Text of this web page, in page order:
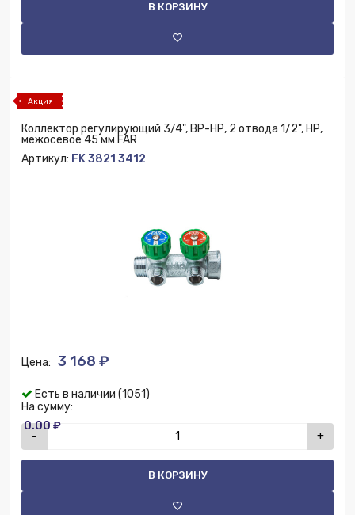
В КОРЗИНУ
Акция
Коллектор регулирующий 3/4", ВР-НР, 2 отвода 1/2", НР,
межосевое 45 мм FAR
Артикул: FK 3821 3412
Цена: 3 168 ₽
Есть в наличии (1051)
На сумму:
0.00 ₽
- +
В КОРЗИНУ